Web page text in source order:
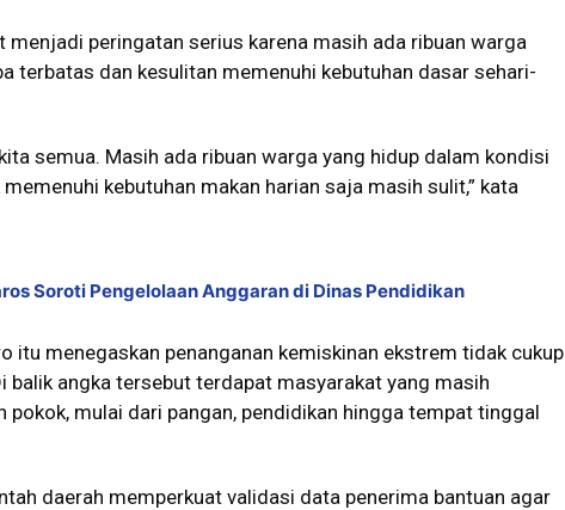
menjadi peringatan serius karena masih ada ribuan warga
terbatas dan kesulitan memenuhi kebutuhan dasar sehari-
semua. Masih ada ribuan warga yang hidup dalam kondisi
kebutuhan makan harian saja masih sulit,” kata
Soroti Pengelolaan Anggaran di Dinas Pendidikan
itu menegaskan penanganan kemiskinan ekstrem tidak cukup
balik angka tersebut terdapat masyarakat yang masih
pokok, mulai dari pangan, pendidikan hingga tempat tinggal
daerah memperkuat validasi data penerima bantuan agar